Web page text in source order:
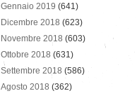
Gennaio 2019 (641)
Dicembre 2018 (623)
Novembre 2018 (603)
Ottobre 2018 (631)
Settembre 2018 (586)
Agosto 2018 (362)